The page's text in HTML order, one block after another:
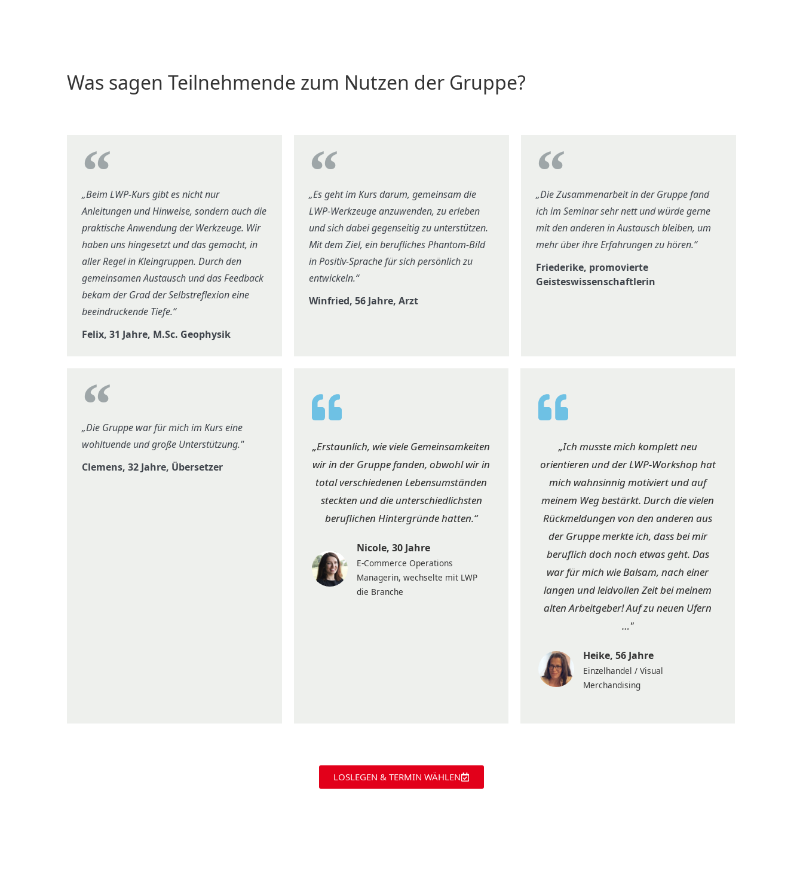
Was sagen Teilnehmende zum Nutzen der Gruppe?
„Beim LWP-Kurs gibt es nicht nur
Anleitungen und Hinweise, sondern auch die
praktische Anwendung der Werkzeuge. Wir
haben uns hingesetzt und das gemacht, in
aller Regel in Kleingruppen. Durch den
gemeinsamen Austausch und das Feedback
bekam der Grad der Selbstreflexion eine
beeindruckende Tiefe.“
Felix, 31 Jahre, M.Sc. Geophysik
„Es geht im Kurs darum, gemeinsam die
LWP-Werkzeuge anzuwenden, zu erleben
und sich dabei gegenseitig zu unterstützen.
Mit dem Ziel, ein berufliches Phantom-Bild
in Positiv-Sprache für sich persönlich zu
entwickeln.“
Winfried, 56 Jahre, Arzt
„Die Zusammenarbeit in der Gruppe fand
ich im Seminar sehr nett und würde gerne
mit den anderen in Austausch bleiben, um
mehr über ihre Erfahrungen zu hören.“
Friederike, promovierte
Geisteswissenschaftlerin
„Die Gruppe war für mich im Kurs eine
wohltuende und große Unterstützung."
Clemens, 32 Jahre, Übersetzer
„Erstaunlich, wie viele Gemeinsamkeiten
wir in der Gruppe fanden, obwohl wir in
total verschiedenen Lebensumständen
steckten und die unterschiedlichsten
beruflichen Hintergründe hatten.“
Nicole, 30 Jahre
E-Commerce Operations
Managerin, wechselte mit LWP
die Branche
„Ich musste mich komplett neu
orientieren und der LWP-Workshop hat
mich wahnsinnig motiviert und auf
meinem Weg bestärkt. Durch die vielen
Rückmeldungen von den anderen aus
der Gruppe merkte ich, dass bei mir
beruflich doch noch etwas geht. Das
war für mich wie Balsam, nach einer
langen und leidvollen Zeit bei meinem
alten Arbeitgeber! Auf zu neuen Ufern
…"
Heike, 56 Jahre
Einzelhandel / Visual
Merchandising
LOSLEGEN & TERMIN WÄHLEN